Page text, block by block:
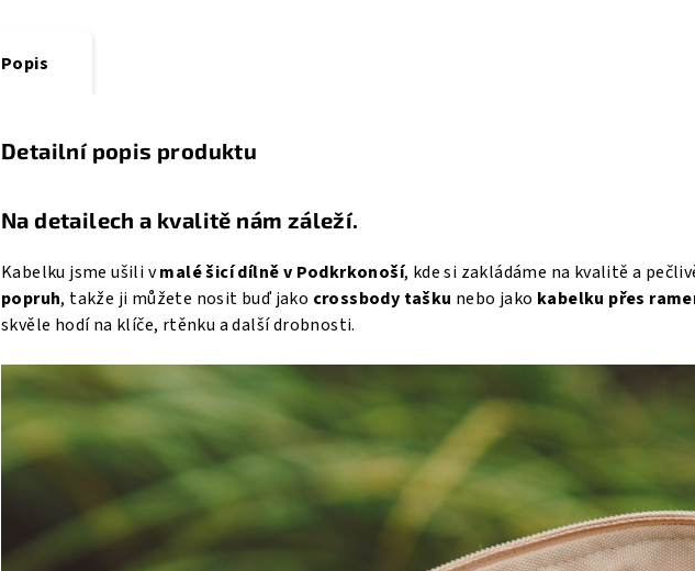
Popis
Detailní popis produktu
Na detailech a kvalitě nám záleží.
Kabelku jsme ušili vmalé šicí dílně v Podkrkonoší, kde si zakládáme na kvalitě a
popruh, takže ji můžete nosit buď jako crossbody tašku nebo jako kabelku přes
skvěle hodí na klíče, rtěnku a další drobnosti.